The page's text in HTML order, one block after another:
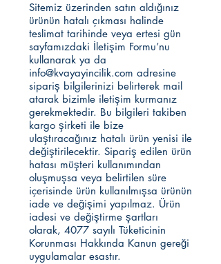
Sitemiz üzerinden satın aldığınız
ürünün hatalı çıkması halinde
teslimat tarihinde veya ertesi gün
sayfamızdaki İletişim Formu’nu
kullanarak ya da
info@kvayayincilik.com adresine
sipariş bilgilerinizi belirterek mail
atarak bizimle iletişim kurmanız
gerekmektedir. Bu bilgileri takiben
kargo şirketi ile bize
ulaştıracağınız hatalı ürün yenisi ile
değiştirilecektir. Sipariş edilen ürün
hatası müşteri kullanımından
oluşmuşsa veya belirtilen süre
içerisinde ürün kullanılmışsa ürünün
iade ve değişimi yapılmaz. Ürün
iadesi ve değiştirme şartları
olarak, 4077 sayılı Tüketicinin
Korunması Hakkında Kanun gereği
uygulamalar esastır.